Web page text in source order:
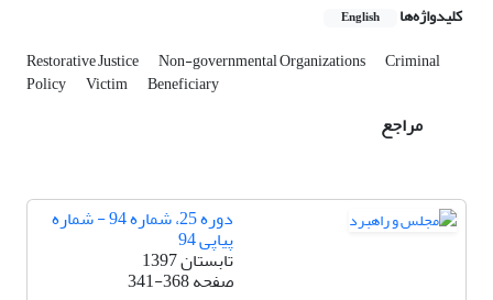
کلیدواژه‌ها English
Restorative Justice Non-governmental Organizations Criminal
Policy Victim Beneficiary
مراجع
دوره 25، شماره 94 - شماره
پیاپی 94
تابستان 1397
صفحه341-368